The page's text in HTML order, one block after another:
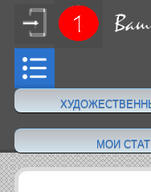
МОИ